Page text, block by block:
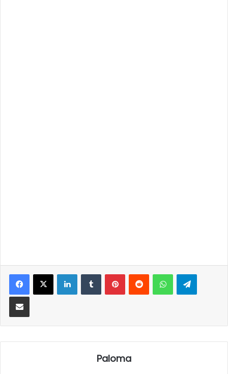
LinkedInTumblrPinterestReddit WhatsApp
Partilhar Via Email
Paloma